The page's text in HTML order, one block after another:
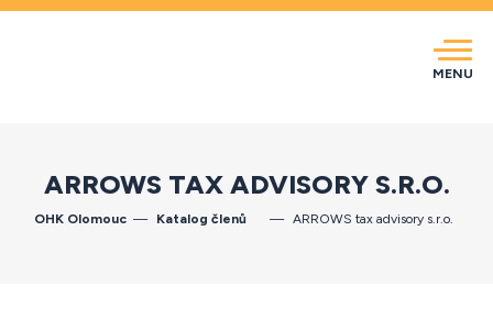
MENU
ARROWS TAX ADVISORY S.R.O.
OHK Olomouc Katalog členů ARROWS tax advisory s.r.o.